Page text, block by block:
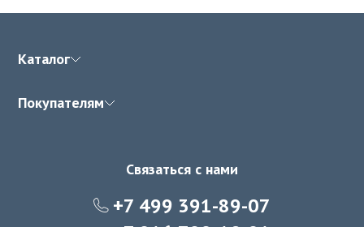
Каталог
Покупателям
Связаться с нами
+7 499 391-89-07